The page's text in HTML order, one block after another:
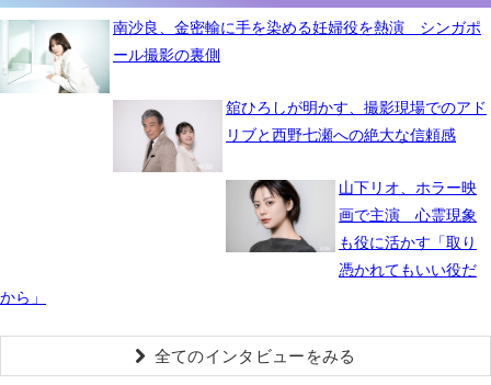
南沙良、金密輸に手を染める妊婦役を熱演 シンガポ
ール撮影の裏側
舘ひろしが明かす、撮影現場でのアド
リブと西野七瀬への絶大な信頼感
山下リオ、ホラー映
画で主演 心霊現象
も役に活かす「取り
憑かれてもいい役だ
から」
全てのインタビューをみる